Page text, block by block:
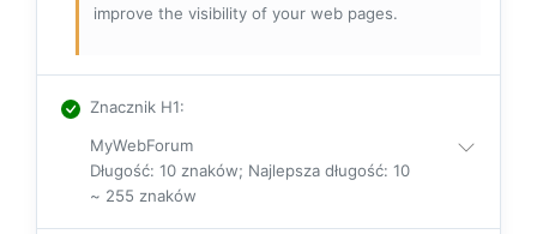
improve the visibility of your web pages.
Znacznik H1:
MyWebForum
Długość: 10 znaków; Najlepsza długość: 10
~ 255 znaków